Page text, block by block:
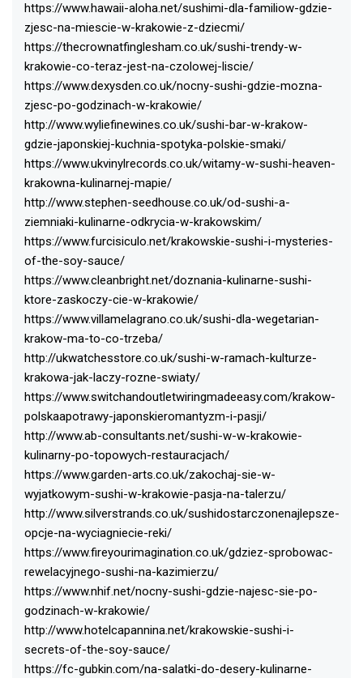
https://www.hawaii-aloha.net/sushimi-dla-familiow-gdzie-
zjesc-na-miescie-w-krakowie-z-dziecmi/
https://thecrownatfinglesham.co.uk/sushi-trendy-w-
krakowie-co-teraz-jest-na-czolowej-liscie/
https://www.dexysden.co.uk/nocny-sushi-gdzie-mozna-
zjesc-po-godzinach-w-krakowie/
http://www.wyliefinewines.co.uk/sushi-bar-w-krakow-
gdzie-japonskiej-kuchnia-spotyka-polskie-smaki/
https://www.ukvinylrecords.co.uk/witamy-w-sushi-heaven-
krakowna-kulinarnej-mapie/
http://www.stephen-seedhouse.co.uk/od-sushi-a-
ziemniaki-kulinarne-odkrycia-w-krakowskim/
https://www.furcisiculo.net/krakowskie-sushi-i-mysteries-
of-the-soy-sauce/
https://www.cleanbright.net/doznania-kulinarne-sushi-
ktore-zaskoczy-cie-w-krakowie/
https://www.villamelagrano.co.uk/sushi-dla-wegetarian-
krakow-ma-to-co-trzeba/
http://ukwatchesstore.co.uk/sushi-w-ramach-kulturze-
krakowa-jak-laczy-rozne-swiaty/
https://www.switchandoutletwiringmadeeasy.com/krakow-
polskaapotrawy-japonskieromantyzm-i-pasji/
http://www.ab-consultants.net/sushi-w-w-krakowie-
kulinarny-po-topowych-restauracjach/
https://www.garden-arts.co.uk/zakochaj-sie-w-
wyjatkowym-sushi-w-krakowie-pasja-na-talerzu/
http://www.silverstrands.co.uk/sushidostarczonenajlepsze-
opcje-na-wyciagniecie-reki/
https://www.fireyourimagination.co.uk/gdziez-sprobowac-
rewelacyjnego-sushi-na-kazimierzu/
https://www.nhif.net/nocny-sushi-gdzie-najesc-sie-po-
godzinach-w-krakowie/
http://www.hotelcapannina.net/krakowskie-sushi-i-
secrets-of-the-soy-sauce/
https://fc-gubkin.com/na-salatki-do-desery-kulinarne-